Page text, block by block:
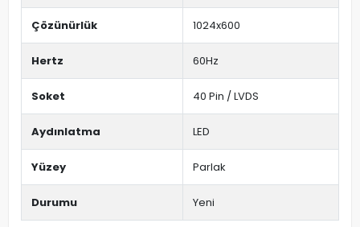
Çözünürlük 1024x600
Hertz 60Hz
Soket 40 Pin / LVDS
Aydınlatma LED
Yüzey Parlak
Durumu Yeni